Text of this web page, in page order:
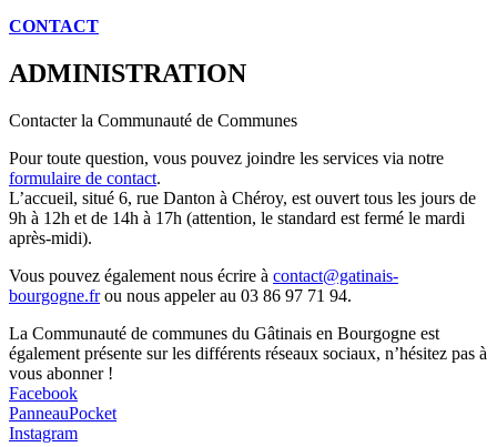
CONTACT
ADMINISTRATION
Contacter la Communauté de Communes
Pour toute question, vous pouvez joindre les services via notre
formulaire de contact.
L’accueil, situé 6, rue Danton à Chéroy, est ouvert tous les jours de
9h à 12h et de 14h à 17h (attention, le standard est fermé le mardi
après-midi).
Vous pouvez également nous écrire à contact@gatinais-
bourgogne.frou nous appeler au 03 86 97 71 94.
La Communauté de communes du Gâtinais en Bourgogne est
également présente sur les différents réseaux sociaux, n’hésitez pas à
vous abonner !
Facebook
PanneauPocket
Instagram